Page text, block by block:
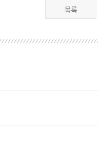
목록